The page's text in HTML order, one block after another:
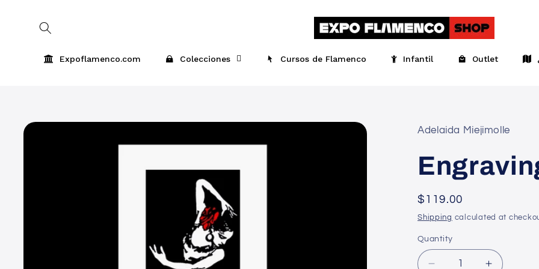
Expoflamenco.com Colecciones Cursos de Flamenco Infantil Outlet
Skip to
Adelaida Miejimolle
Regular
price
$119.00
Shipping calculated at
Quantity